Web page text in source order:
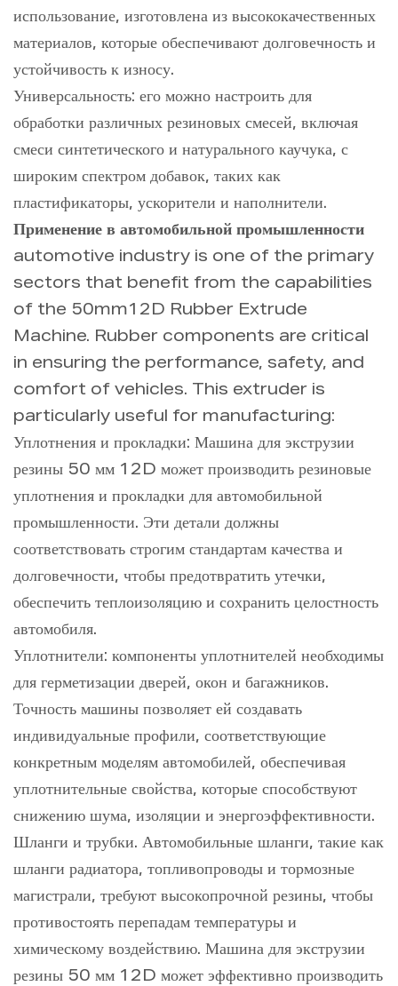
использование, изготовлена ​​из высококачественных
материалов, которые обеспечивают долговечность и
устойчивость к износу.
Универсальность: его можно настроить для
обработки различных резиновых смесей, включая
смеси синтетического и натурального каучука, с
широким спектром добавок, таких как
пластификаторы, ускорители и наполнители.
Применение в автомобильной промышленности
automotive industry is one of the primary
sectors that benefit from the capabilities
of the 50mm12D Rubber Extrude
Machine. Rubber components are critical
in ensuring the performance, safety, and
comfort of vehicles. This extruder is
particularly useful for manufacturing:
Уплотнения и прокладки: Машина для экструзии
резины 50 мм 12D может производить резиновые
уплотнения и прокладки для автомобильной
промышленности. Эти детали должны
соответствовать строгим стандартам качества и
долговечности, чтобы предотвратить утечки,
обеспечить теплоизоляцию и сохранить целостность
автомобиля.
Уплотнители: компоненты уплотнителей необходимы
для герметизации дверей, окон и багажников.
Точность машины позволяет ей создавать
индивидуальные профили, соответствующие
конкретным моделям автомобилей, обеспечивая
уплотнительные свойства, которые способствуют
снижению шума, изоляции и энергоэффективности.
Шланги и трубки. Автомобильные шланги, такие как
шланги радиатора, топливопроводы и тормозные
магистрали, требуют высокопрочной резины, чтобы
противостоять перепадам температуры и
химическому воздействию. Машина для экструзии
резины 50 мм 12D может эффективно производить